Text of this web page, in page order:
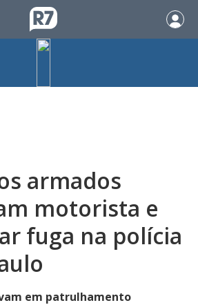
armados
motorista e
fuga na polícia
em patrulhamento